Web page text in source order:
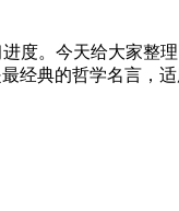
。今天给大家整
经典的哲学名言，